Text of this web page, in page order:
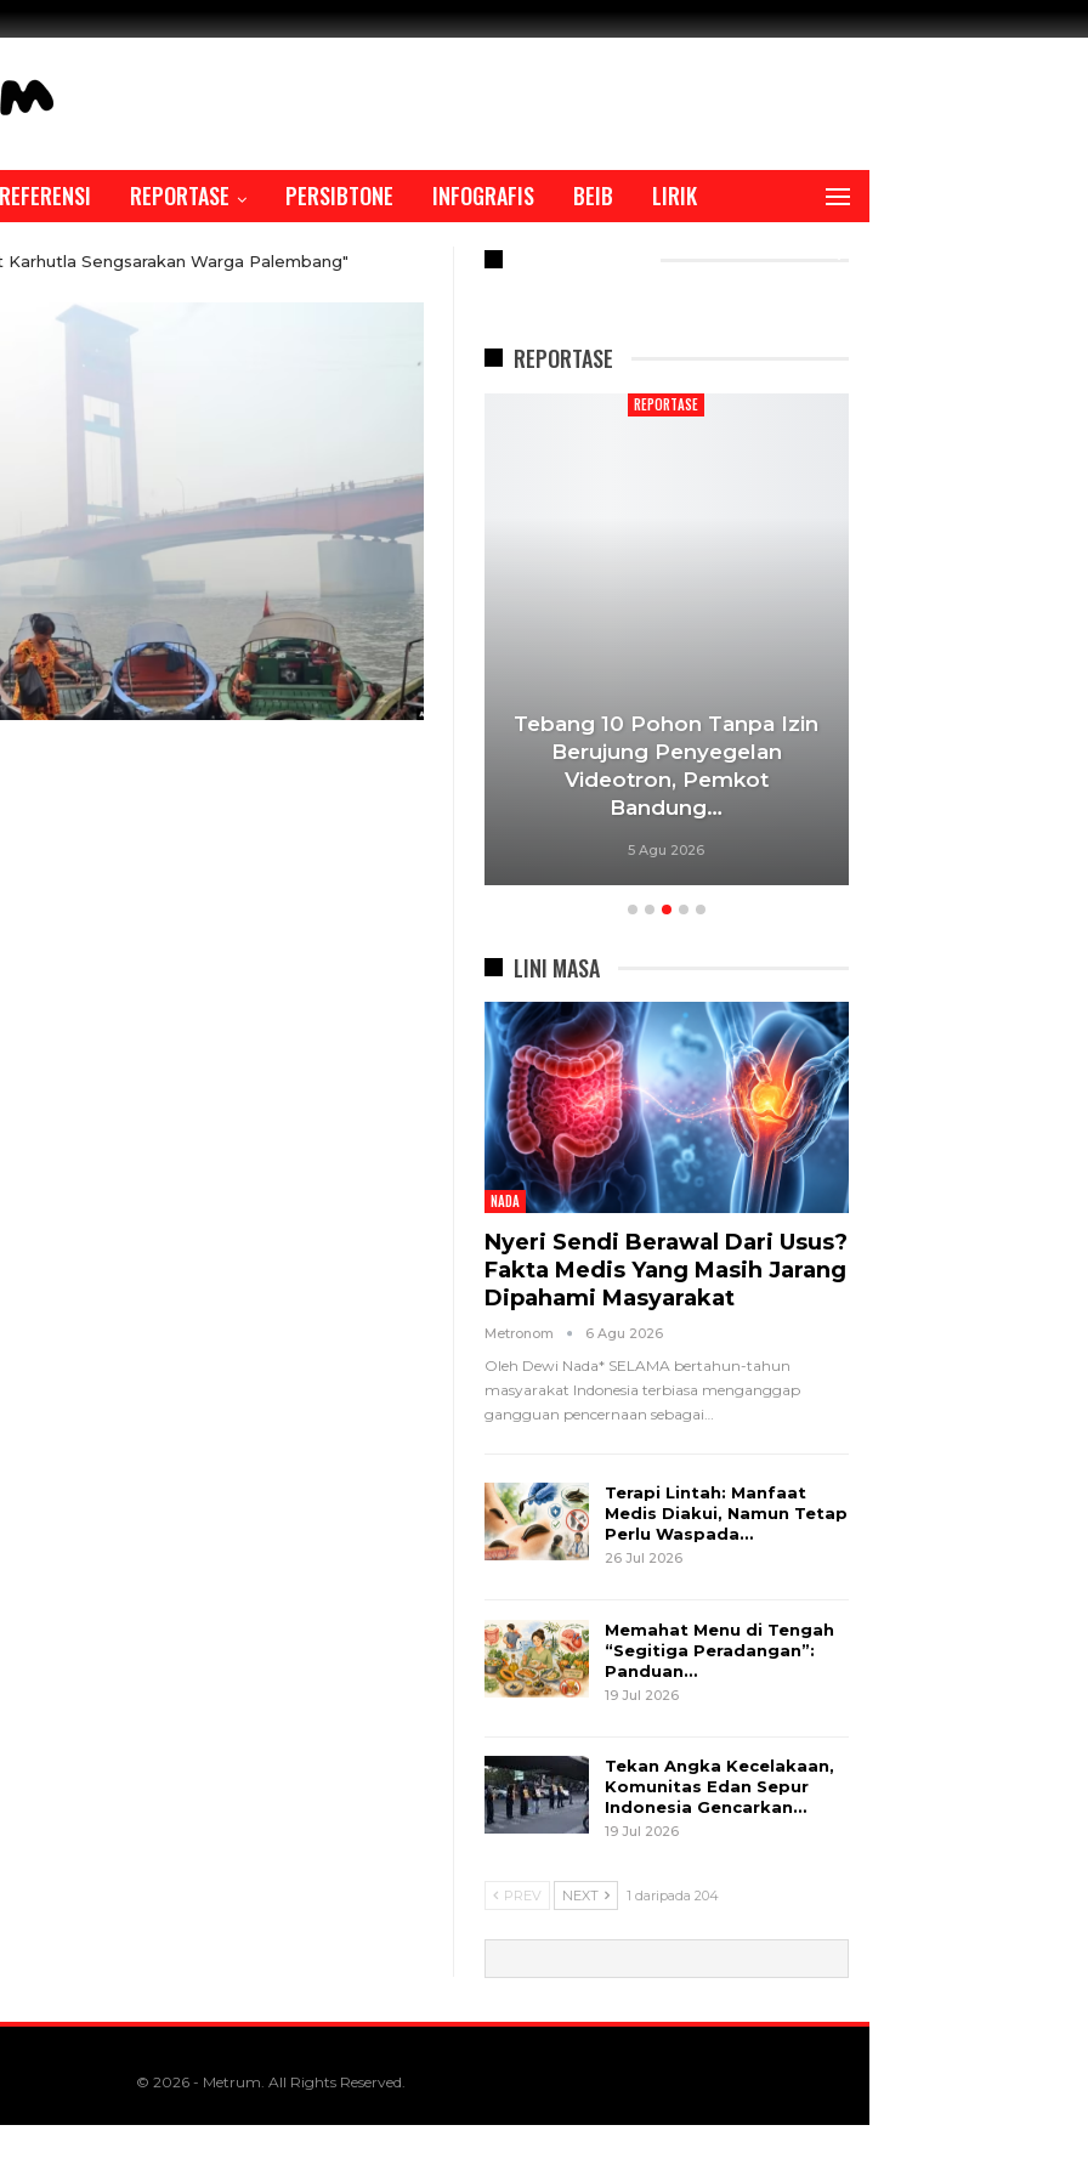
REFERENSI REPORTASE PERSIBTONE INFOGRAFIS BEIB LIRIK
Sengsarakan Warga Palembang"
REPORTASE
KDS Sambut Kepala Staf
REPORTASE
Tebang 10 Pohon Tanpa Izin
Berujung Penyegelan
Videotron, Pemkot
Bandung…
5 Agu 2026
LINI MASA
NADA
Nyeri Sendi Berawal Dari Usus?
Fakta Medis Yang Masih Jarang
Dipahami Masyarakat
Metronom 6 Agu 2026
Oleh Dewi Nada* SELAMA bertahun-tahun
masyarakat Indonesia terbiasa menganggap
gangguan pencernaan sebagai…
Terapi Lintah: Manfaat
Medis Diakui, Namun Tetap
Perlu Waspada…
26 Jul 2026
Memahat Menu di Tengah
“Segitiga Peradangan”:
Panduan…
19 Jul 2026
Tekan Angka Kecelakaan,
Komunitas Edan Sepur
Indonesia Gencarkan…
19 Jul 2026
PREV NEXT 1 daripada 204
© 2026 - Metrum. All Rights Reserved.